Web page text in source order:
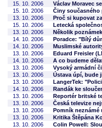
15. 10. 2006
Václav Moravec
15. 10. 2006
Činy
13. 10. 2006
Proč si kupovat
15. 10. 2006
Letecká
13. 10. 2006
Několik
14. 10. 2006
Poradce: "Bílý
14. 10. 2006
Muslimské
13. 10. 2006
Eduard Freisler
14. 10. 2006
A co budeme
13. 10. 2006
Vysoký armádní
13. 10. 2006
Ústava úpí, bude
13. 10. 2006
LangerTek:
14. 10. 2006
Randák ke
13. 10. 2006
Reportér britské
13. 10. 2006
Česká televize
13. 10. 2006
Pomník neznámé
13. 10. 2006
Kritika Štěpána
13. 10. 2006
Colin Powell: